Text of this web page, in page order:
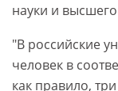
науки и
"В российские
человек в
как правило,